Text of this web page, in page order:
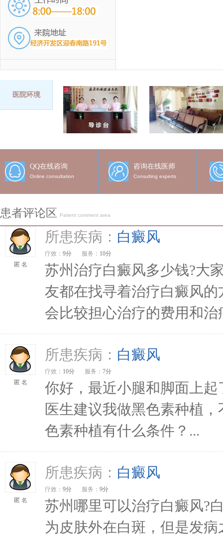
医院环境
QQ在线咨询
Online consultation
咨询在线医师
Consulting experts
患者评论区 Patient comment area
匿 名
所患疾病： 白癜风
疗效： 9分 服务： 10分
苏州治疗白癜风多少钱?大
友都在找寻着治疗白癜风
会比较担心治疗的费用和治
匿 名
所患疾病： 白癜风
疗效： 10分 服务： 7分
你好，最近小腿和脚面上
医生建议我做黑色素种植
色素种植有什么条件？...
匿 名
所患疾病： 白癜风
疗效： 9分 服务： 9分
苏州哪里可以治疗白癜风?
为皮肤外在白斑，但是发